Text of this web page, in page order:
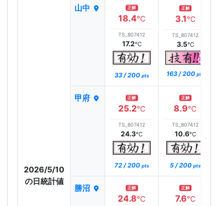
2026/5/10
の日統計値
山中 正解
18.4℃
TS_807412
17.2℃
33 / 200 pts
正解
3.1℃
TS_807412
3.5℃
163 / 200 pts
甲府 正解
25.2℃
TS_807412
24.3℃
72 / 200 pts
正解
8.9℃
TS_807412
10.6℃
5 / 200 pts
勝沼 正解
24.8℃
正解
7.6℃